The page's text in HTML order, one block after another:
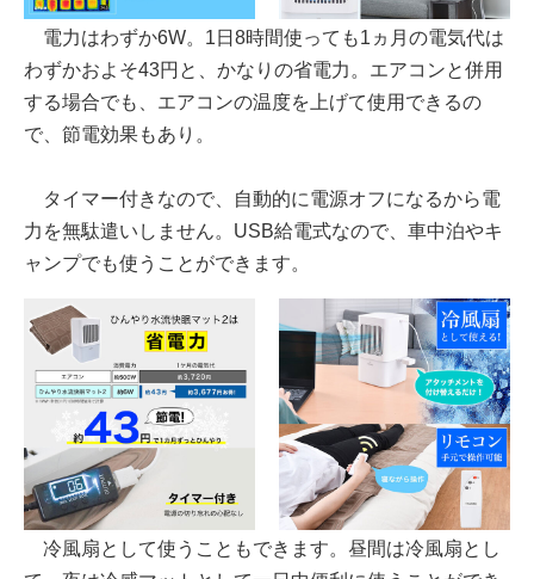
電力はわずか6W。1日8時間使っても1ヵ月の電気代は
わずかおよそ43円と、かなりの省電力。エアコンと併用
する場合でも、エアコンの温度を上げて使用できるの
で、節電効果もあり。
タイマー付きなので、自動的に電源オフになるから電
力を無駄遣いしません。USB給電式なので、車中泊やキ
ャンプでも使うことができます。
冷風扇として使うこともできます。昼間は冷風扇とし